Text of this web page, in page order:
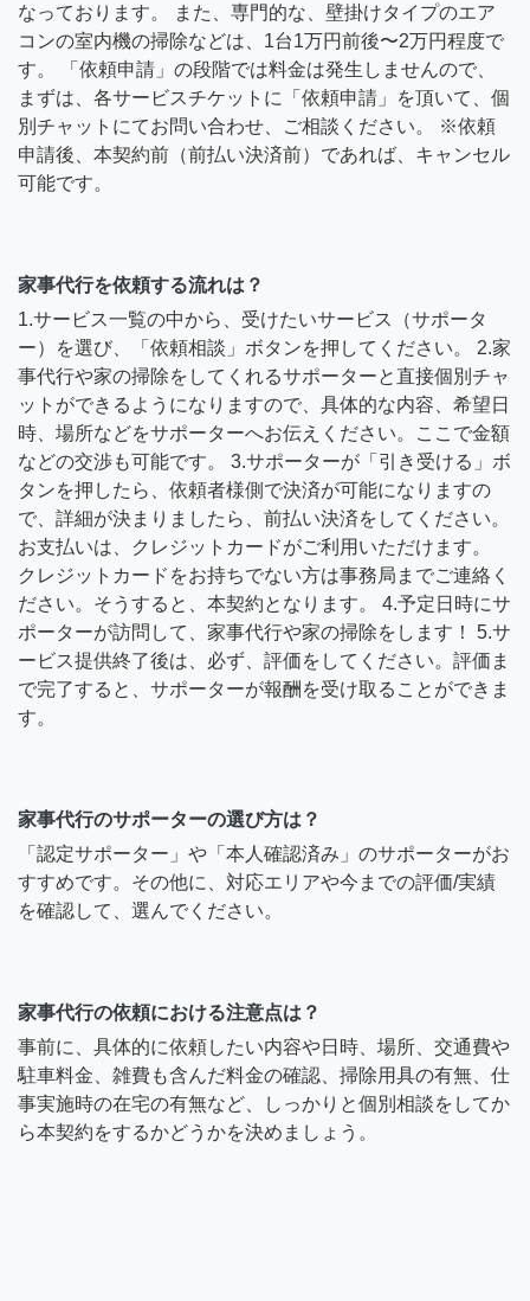
なっております。 また、専門的な、壁掛けタイプのエア
コンの室内機の掃除などは、1台1万円前後〜2万円程度で
す。 「依頼申請」の段階では料金は発生しませんので、
まずは、各サービスチケットに「依頼申請」を頂いて、個
別チャットにてお問い合わせ、ご相談ください。 ※依頼
申請後、本契約前（前払い決済前）であれば、キャンセル
可能です。
家事代行を依頼する流れは？
1.サービス一覧の中から、受けたいサービス（サポータ
ー）を選び、「依頼相談」ボタンを押してください。 2.家
事代行や家の掃除をしてくれるサポーターと直接個別チャ
ットができるようになりますので、具体的な内容、希望日
時、場所などをサポーターへお伝えください。ここで金額
などの交渉も可能です。 3.サポーターが「引き受ける」ボ
タンを押したら、依頼者様側で決済が可能になりますの
で、詳細が決まりましたら、前払い決済をしてください。
お支払いは、クレジットカードがご利用いただけます。
クレジットカードをお持ちでない方は事務局までご連絡く
ださい。そうすると、本契約となります。 4.予定日時にサ
ポーターが訪問して、家事代行や家の掃除をします！ 5.サ
ービス提供終了後は、必ず、評価をしてください。評価ま
で完了すると、サポーターが報酬を受け取ることができま
す。
家事代行のサポーターの選び方は？
「認定サポーター」や「本人確認済み」のサポーターがお
すすめです。その他に、対応エリアや今までの評価/実績
を確認して、選んでください。
家事代行の依頼における注意点は？
事前に、具体的に依頼したい内容や日時、場所、交通費や
駐車料金、雑費も含んだ料金の確認、掃除用具の有無、仕
事実施時の在宅の有無など、しっかりと個別相談をしてか
ら本契約をするかどうかを決めましょう。